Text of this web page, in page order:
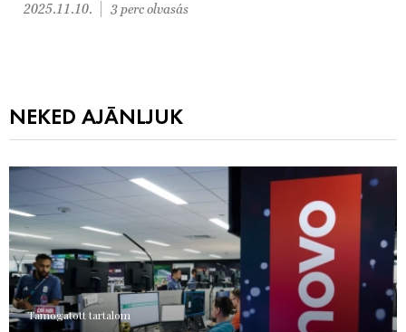
2025.11.10. 3 perc olvasás
NEKED AJÁNLJUK
Támogatott tartalom